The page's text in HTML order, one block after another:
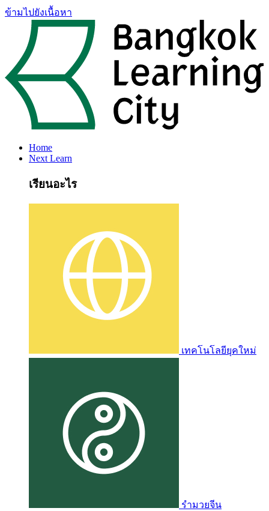
ข้ามไปยังเนื้อหา
Home
Next Learn
เรียนอะไร
เทคโนโลยียุคใหม่
รำมวยจีน